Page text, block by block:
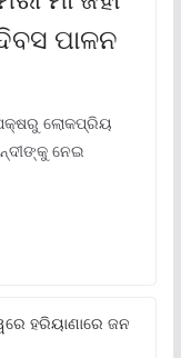
ପାଳନ
ଲୋକପ୍ରିୟ
ନେଇ
ହରିୟାଣାରେ ଜନ